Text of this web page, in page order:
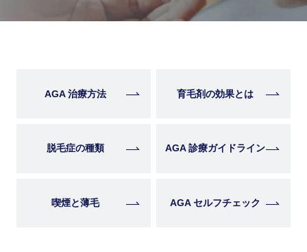
AGA 治療方法 育毛剤の効果とは
脱毛症の種類 AGA 診療ガイドライン
喫煙と薄毛 AGA セルフチェック